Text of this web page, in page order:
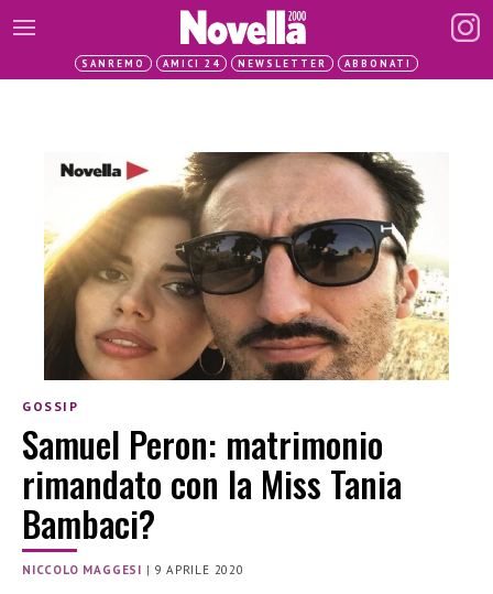
SANREMO AMICI 24 NEWSLETTER ABBONATI
GOSSIP
Samuel Peron: matrimonio
rimandato con la Miss Tania
Bambaci?
NICCOLO MAGGESI | 9 APRILE 2020